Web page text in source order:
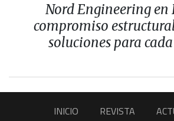
Nord Engineering en
compromiso
soluciones para
INICIO REVISTA